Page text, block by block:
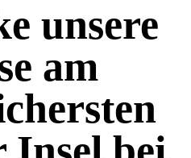
unsere
am